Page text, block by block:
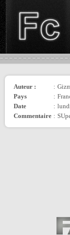
Auteur : :
Pays
:
Date
:
Commentaire :